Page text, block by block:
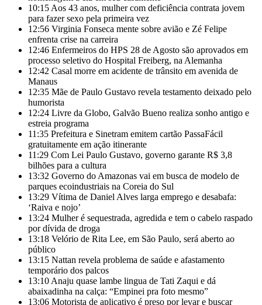
10:15 Aos 43 anos, mulher com deficiência contrata jovem
para fazer sexo pela primeira vez
12:56 Virginia Fonseca mente sobre avião e Zé Felipe
enfrenta crise na carreira
12:46 Enfermeiros do HPS 28 de Agosto são aprovados em
processo seletivo do Hospital Freiberg, na Alemanha
12:42 Casal morre em acidente de trânsito em avenida de
Manaus
12:35 Mãe de Paulo Gustavo revela testamento deixado pelo
humorista
12:24 Livre da Globo, Galvão Bueno realiza sonho antigo e
estreia programa
11:35 Prefeitura e Sinetram emitem cartão PassaFácil
gratuitamente em ação itinerante
11:29 Com Lei Paulo Gustavo, governo garante R$ 3,8
bilhões para a cultura
13:32 Governo do Amazonas vai em busca de modelo de
parques ecoindustriais na Coreia do Sul
13:29 Vítima de Daniel Alves larga emprego e desabafa:
‘Raiva e nojo’
13:24 Mulher é sequestrada, agredida e tem o cabelo raspado
por dívida de droga
13:18 Velório de Rita Lee, em São Paulo, será aberto ao
público
13:15 Nattan revela problema de saúde e afastamento
temporário dos palcos
13:10 Anaju quase lambe lingua de Tati Zaqui e dá
abaixadinha na calça: “Empinei pra foto mesmo”
13:06 Motorista de aplicativo é preso por levar e buscar